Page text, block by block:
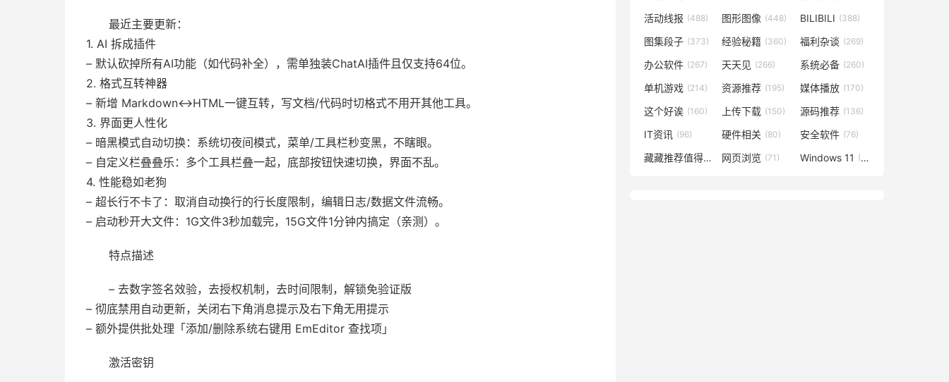
最近主要更新：
1. AI 拆成插件
– 默认砍掉所有AI功能（如代码补全），需单独装ChatAI插件且仅支持64位。
2. 格式互转神器
– 新增 Markdown↔HTML一键互转，写文档/代码时切格式不用开其他工具。
3. 界面更人性化
– 暗黑模式自动切换：系统切夜间模式，菜单/工具栏秒变黑，不瞎眼。
– 自定义栏叠叠乐：多个工具栏叠一起，底部按钮快速切换，界面不乱。
4. 性能稳如老狗
– 超长行不卡了：取消自动换行的行长度限制，编辑日志/数据文件流畅。
– 启动秒开大文件：1G文件3秒加载完，15G文件1分钟内搞定（亲测）。
特点描述
– 去数字签名效验，去授权机制，去时间限制，解锁免验证版
– 彻底禁用自动更新，关闭右下角消息提示及右下角无用提示
– 额外提供批处理「添加/删除系统右键用 EmEditor 查找项」
激活密钥
活动线报 (488) 图形图像 (448) BILIBILI (388)
图集段子 (373) 经验秘籍 (360) 福利杂谈 (269)
办公软件 (267) 天天见 (266) 系统必备 (260)
单机游戏 (214) 资源推荐 (195) 媒体播放 (170)
这个好诶 (160) 上传下载 (150) 源码推荐 (136)
IT资讯 (96) 硬件相关 (80) 安全软件 (76)
藏藏推荐值得一看 (73)
网页浏览 (71) Windows 11 (49)